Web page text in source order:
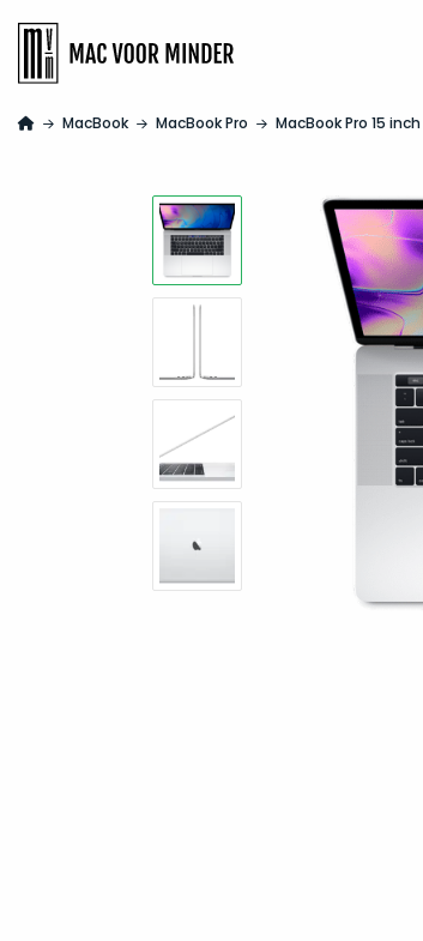
MacBook MacBook Pro MacBook Pro 15 inch